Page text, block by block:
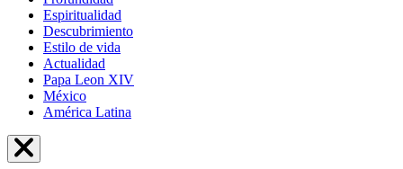
Espiritualidad
Descubrimiento
Estilo de vida
Actualidad
Papa Leon XIV
México
América Latina